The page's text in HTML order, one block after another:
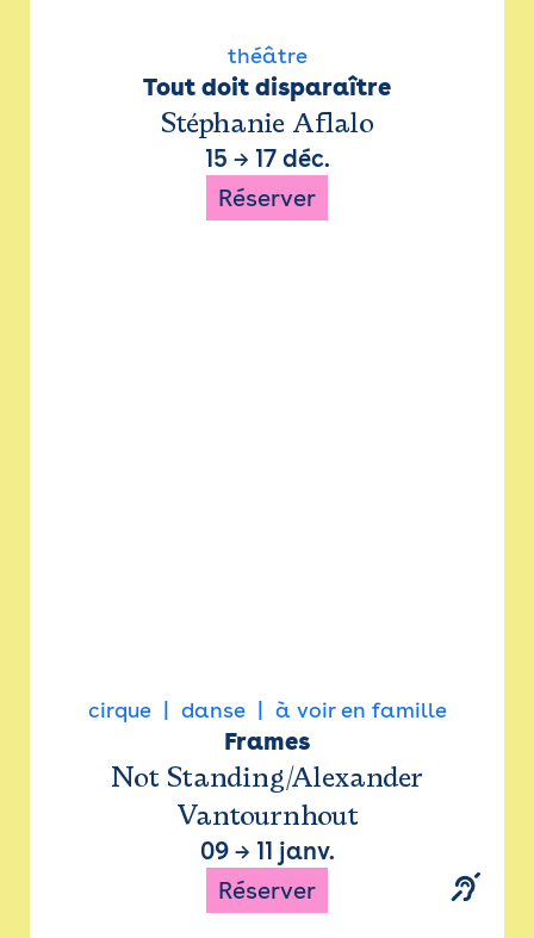
théâtre
Tout doit disparaître
Stéphanie Aflalo
15 → 17 déc.
Réserver
cirque danse à voir en famille
Frames
Not Standing/Alexander
Vantournhout
09→ 11 janv.
Réserver